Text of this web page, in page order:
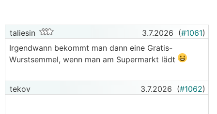
taliesin 3.7.2026 (#1061)
Irgendwann bekommt man dann eine Gratis-
Wurstsemmel, wenn man am Supermarkt lädt
tekov 3.7.2026 (#1062)